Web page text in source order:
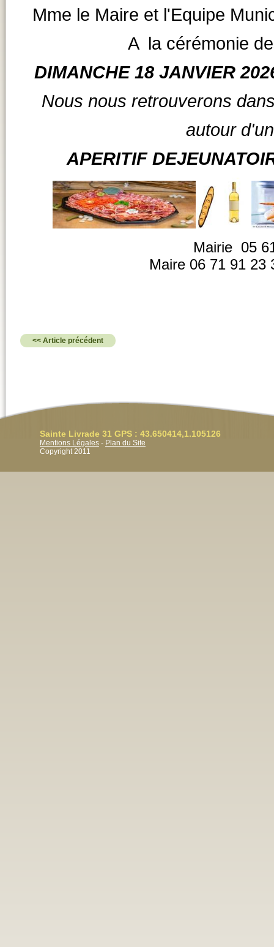
Mme le Maire et l'Equipe
A la cérémonie
DIMANCHE 18 JANVIER
Nous nous retrouverons
autour d'un
APERITIF
Mairie 05 61
Maire 06 71
<< Article précédent
Sainte Livrade 31 GPS : 43.650414,1.105126
Mentions Légales - Plan du Site
Copyright 2011